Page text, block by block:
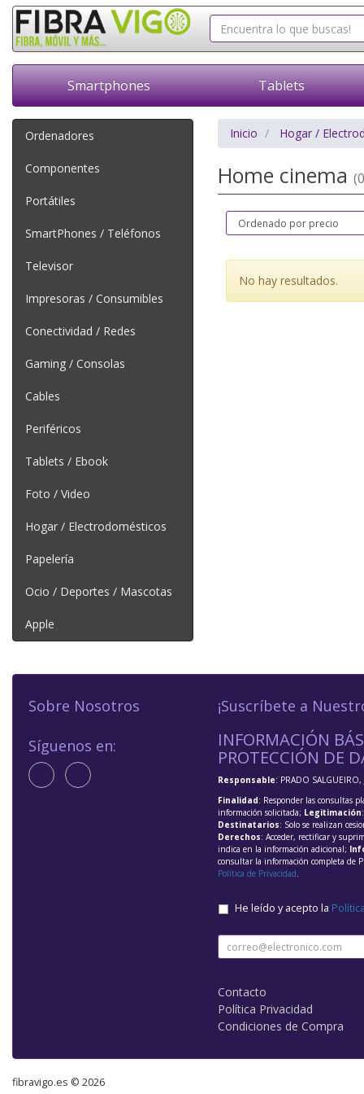
Smartphones Tablets
Ordenadores
Componentes
Portátiles
SmartPhones / Teléfonos
Televisor
Impresoras / Consumibles
Conectividad / Redes
Gaming / Consolas
Cables
Periféricos
Tablets / Ebook
Foto / Video
Hogar / Electrodomésticos
Papelería
Ocio / Deportes / Mascotas
Apple
Inicio Hogar /
Home cinema
No hay resultados.
Sobre Nosotros
Síguenos en:
¡Suscríbete a
INFORMACIÓN
PROTECCIÓN DE
Responsable: PRADO SALGUEIRO,
Finalidad: Responder las consultas
información solicitada; Legitimación
Destinatarios: Solo se realizan
Derechos: Acceder, rectificar y
indica en la información adicional;
consultar la información completa de
Política de Privacidad.
He leído y acepto la
Contacto
Política Privacidad
Condiciones de Compra
fibravigo.es © 2026